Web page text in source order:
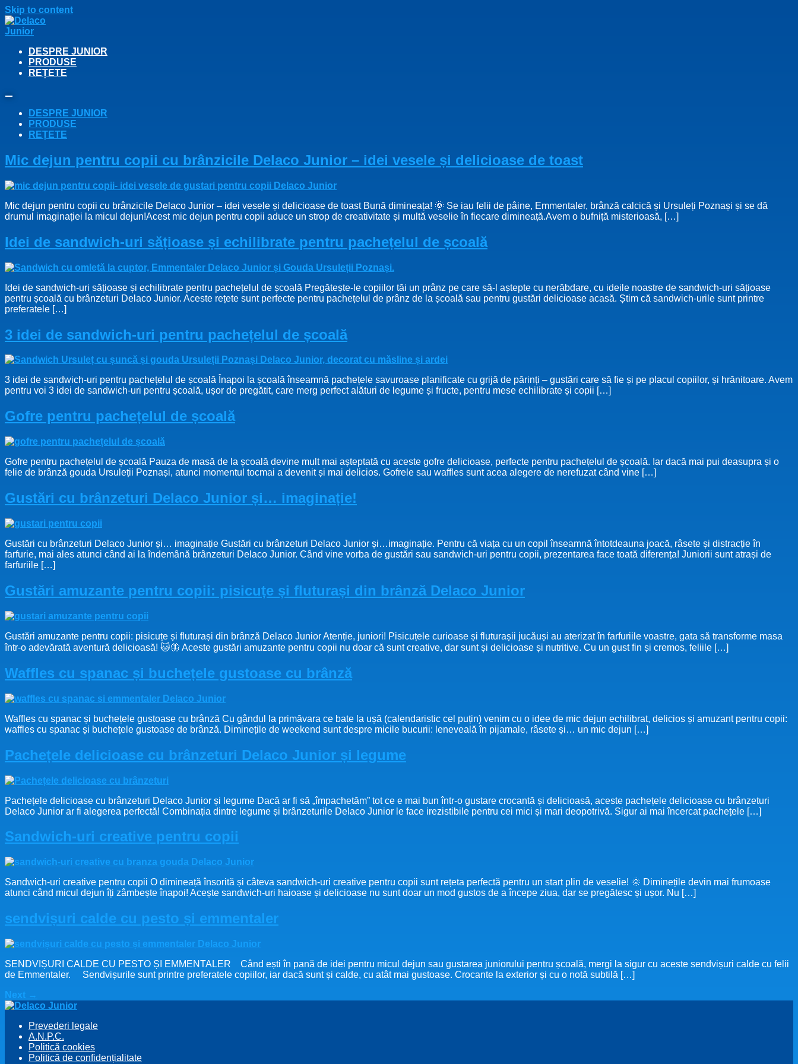
Skip to content
DESPRE JUNIOR
PRODUSE
REȚETE
DESPRE JUNIOR
PRODUSE
REȚETE
Mic dejun pentru copii cu brânzicile Delaco Junior – idei vesele și delicioase de toast
Mic dejun pentru copii cu brânzicile Delaco Junior – idei vesele și delicioase de toast Bună dimineața! 🌞 Se iau felii de pâine, Emmentaler, brânză calcică și Ursuleți Poznași și se dă
drumul imaginației la micul dejun!Acest mic dejun pentru copii aduce un strop de creativitate și multă veselie în fiecare dimineață.Avem o bufniță misterioasă, […]
Idei de sandwich-uri sățioase și echilibrate pentru pachețelul de școală
Idei de sandwich-uri sățioase și echilibrate pentru pachețelul de școală Pregătește-le copiilor tăi un prânz pe care să-l aștepte cu nerăbdare, cu ideile noastre de sandwich-uri sățioase
pentru școală cu brânzeturi Delaco Junior. Aceste rețete sunt perfecte pentru pachețelul de prânz de la școală sau pentru gustări delicioase acasă. Știm că sandwich-urile sunt printre
preferatele […]
3 idei de sandwich-uri pentru pachețelul de școală
3 idei de sandwich-uri pentru pachețelul de școală Înapoi la școală înseamnă pachețele savuroase planificate cu grijă de părinți – gustări care să fie și pe placul copiilor, și hrănitoare. Avem
pentru voi 3 idei de sandwich-uri pentru școală, ușor de pregătit, care merg perfect alături de legume și fructe, pentru mese echilibrate și copii […]
Gofre pentru pachețelul de școală
Gofre pentru pachețelul de școală Pauza de masă de la școală devine mult mai așteptată cu aceste gofre delicioase, perfecte pentru pachețelul de școală. Iar dacă mai pui deasupra și o
felie de brânză gouda Ursuleții Poznași, atunci momentul tocmai a devenit și mai delicios. Gofrele sau waffles sunt acea alegere de nerefuzat când vine […]
Gustări cu brânzeturi Delaco Junior și… imaginație!
Gustări cu brânzeturi Delaco Junior și… imaginație Gustări cu brânzeturi Delaco Junior și…imaginație. Pentru că viața cu un copil înseamnă întotdeauna joacă, râsete și distracție în
farfurie, mai ales atunci când ai la îndemână brânzeturi Delaco Junior. Când vine vorba de gustări sau sandwich-uri pentru copii, prezentarea face toată diferența! Juniorii sunt atrași de
farfuriile […]
Gustări amuzante pentru copii: pisicuțe și fluturași din brânză Delaco Junior
Gustări amuzante pentru copii: pisicuțe și fluturași din brânză Delaco Junior Atenție, juniori! Pisicuțele curioase și fluturașii jucăuși au aterizat în farfuriile voastre, gata să transforme masa
într-o adevărată aventură delicioasă! 🐱🦋 Aceste gustări amuzante pentru copii nu doar că sunt creative, dar sunt și delicioase și nutritive. Cu un gust fin și cremos, feliile […]
Waffles cu spanac și buchețele gustoase cu brânză
Waffles cu spanac și buchețele gustoase cu brânză Cu gândul la primăvara ce bate la ușă (calendaristic cel puțin) venim cu o idee de mic dejun echilibrat, delicios și amuzant pentru copii:
waffles cu spanac și buchețele gustoase de brânză. Diminețile de weekend sunt despre micile bucurii: leneveală în pijamale, râsete și… un mic dejun […]
Pachețele delicioase cu brânzeturi Delaco Junior și legume
Pachețele delicioase cu brânzeturi Delaco Junior și legume Dacă ar fi să „împachetăm” tot ce e mai bun într-o gustare crocantă și delicioasă, aceste pachețele delicioase cu brânzeturi
Delaco Junior ar fi alegerea perfectă! Combinația dintre legume și brânzeturile Delaco Junior le face irezistibile pentru cei mici și mari deopotrivă. Sigur ai mai încercat pachețele […]
Sandwich-uri creative pentru copii
Sandwich-uri creative pentru copii O dimineață însorită și câteva sandwich-uri creative pentru copii sunt rețeta perfectă pentru un start plin de veselie! 🌞 Diminețile devin mai frumoase
atunci când micul dejun îți zâmbește înapoi! Acește sandwich-uri haioase și delicioase nu sunt doar un mod gustos de a începe ziua, dar se pregătesc și ușor. Nu […]
sendvișuri calde cu pesto și emmentaler
SENDVIȘURI CALDE CU PESTO ȘI EMMENTALER Când ești în pană de idei pentru micul dejun sau gustarea juniorului pentru școală, mergi la sigur cu aceste sendvișuri calde cu felii
de Emmentaler. Sendvișurile sunt printre preferatele copiilor, iar dacă sunt și calde, cu atât mai gustoase. Crocante la exterior și cu o notă subtilă […]
Next →
Prevederi legale
A.N.P.C.
Politică cookies
Politică de confidențialitate